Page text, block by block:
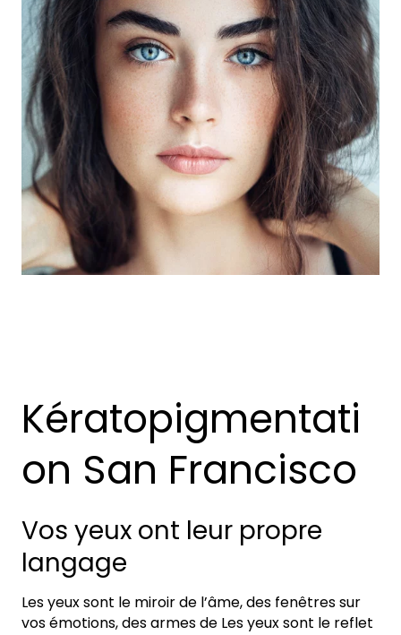
Kératopigmentati
on San Francisco
Vos yeux ont leur propre
langage
Les yeux sont le miroir de l’âme, des fenêtres sur
vos émotions, des armes de Les yeux sont le reflet